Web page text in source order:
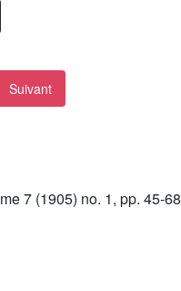
Suivant
7 (1905) no. 1, pp. 45-68